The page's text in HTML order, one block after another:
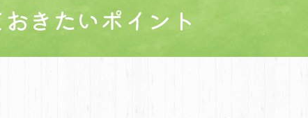
きたいポイント